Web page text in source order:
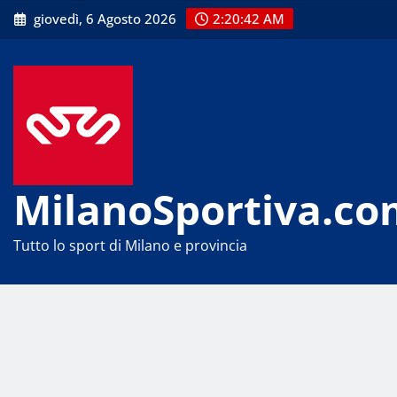
Skip
to
giovedì, 6 Agosto 2026 2:20:42 AM
Tutto lo sport di Milano e provincia